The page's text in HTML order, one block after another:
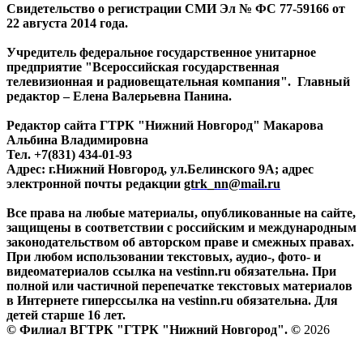
Свидетельство о регистрации СМИ Эл № ФС 77-59166 от
22 августа 2014 года.
Учредитель федеральное государственное унитарное
предприятие "Всероссийская государственная
телевизионная и радиовещательная компания". Главный
редактор – Елена Валерьевна Панина.
Редактор сайта ГТРК "Нижний Новгород" Макарова
Альбина Владимировна
Тел. +7(831) 434-01-93
Адрес: г.Нижний Новгород, ул.Белинского 9А; адрес
электронной почты редакции gtrk_nn@mail.ru
Все права на любые материалы, опубликованные на сайте,
защищены в соответствии с российским и международным
законодательством об авторском праве и смежных правах.
При любом использовании текстовых, аудио-, фото- и
видеоматериалов ссылка на vestinn.ru обязательна. При
полной или частичной перепечатке текстовых материалов
в Интернете гиперссылка на vestinn.ru обязательна. Для
детей старше 16 лет.
© Филиал ВГТРК "ГТРК "Нижний Новгород". © 2026